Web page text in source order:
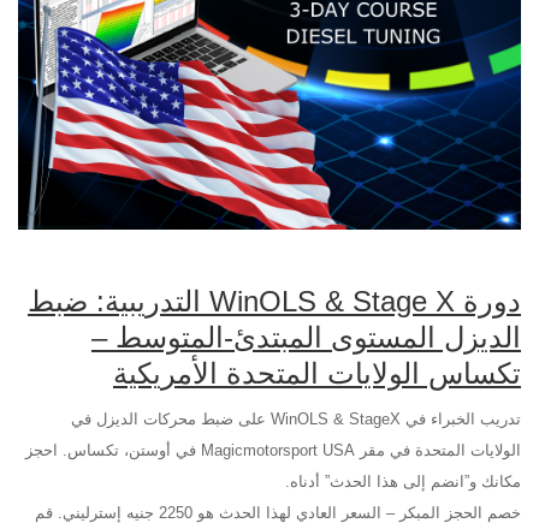
دورة WinOLS & Stage X التدريبية: ضبط
الديزل المستوى المبتدئ-المتوسط –
تكساس الولايات المتحدة الأمريكية
تدريب الخبراء في WinOLS & StageX على ضبط محركات الديزل في
الولايات المتحدة في مقر Magicmotorsport USA في أوستن، تكساس. احجز
مكانك و”انضم إلى هذا الحدث” أدناه.
خصم الحجز المبكر – السعر العادي لهذا الحدث هو 2250 جنيه إسترليني. قم